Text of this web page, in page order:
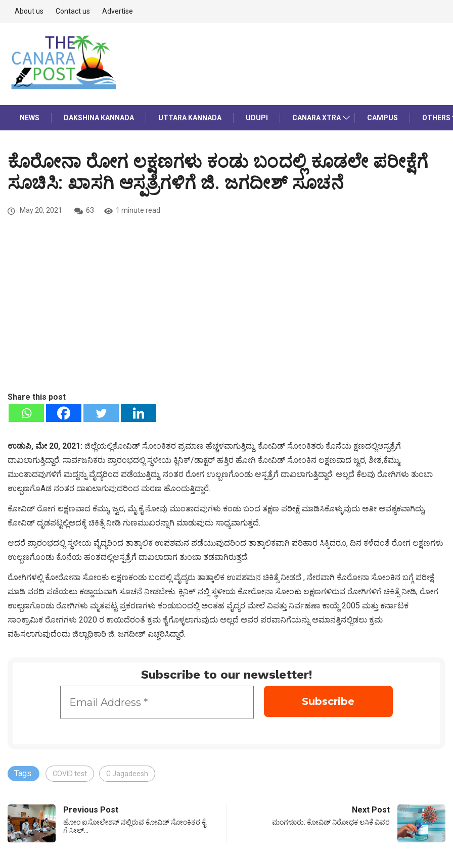
About us Contact us Advertise
NEWS DAKSHINA KANNADA UTTARA KANNADA UDUPI CANARA XTRA CAMPUS OTHERS
ಕೊರೋನಾ ರೋಗ ಲಕ್ಷಣಗಳು ಕಂಡು ಬಂದಲ್ಲಿ ಕೂಡಲೇ ಪರೀಕ್ಷೆಗೆ
ಸೂಚಿಸಿ: ಖಾಸಗಿ ಆಸ್ಪತ್ರೆಗಳಿಗೆ ಜಿ. ಜಗದೀಶ್ ಸೂಚನೆ
May 20, 2021 63 1 minute read
Share this post
ಉಡುಪಿ, ಮೇ 20, 2021: ಜಿಲ್ಲೆಯಲ್ಲಿಕೋವಿಡ್ ಸೋಂಕಿತರ ಪ್ರಮಾಣ ಹೆಚ್ಚಳವಾಗುತ್ತಿದ್ದು, ಕೋವಿಡ್ ಸೋಂಕಿತರು ಕೊನೆಯ ಕ್ಷಣದಲ್ಲಿಆಸ್ಪತ್ರೆಗೆ
ದಾಖಲಾಗುತ್ತಿದ್ದಾರೆ. ಸಾರ್ವಜನಿಕರು ಪ್ರಾರಂಭದಲ್ಲಿ ಸ್ಥಳೀಯ ಕ್ಲಿನಿಕ್/ಡಾಕ್ಟರ್ ಹತ್ತಿರ ಹೋಗಿ ಕೋವಿಡ್ ಸೋಂಕಿನ ಲಕ್ಷಣವಾದ ಜ್ವರ, ಶೀತ,ಕೆಮ್ಮು,
ಮುಂತಾದವುಗಳಿಗೆ ಮದ್ದನ್ನು ವೈದ್ಯರಿಂದ ಪಡೆಯುತ್ತಿದ್ದು, ನಂತರ ರೋಗ ಉಲ್ಬಣಗೊಂಡು ಆಸ್ಪತ್ರೆಗೆ ದಾಖಲಾಗುತ್ತಿದ್ದಾರೆ. ಅಲ್ಲದೆ ಕೆಲವು ರೋಗಿಗಳು ತುಂಬಾ
ಉಲ್ಬಣಗೊAಡ ನಂತರ ದಾಖಲಾಗುವುದರಿಂದ ಮರಣ ಹೊಂದುತ್ತಿದ್ದಾರೆ.
ಕೋವಿಡ್‌ ರೋಗ ಲಕ್ಷಣವಾದ ಕೆಮ್ಮು, ಜ್ವರ, ಮೈ ಕೈ ನೋವು ಮುಂತಾದವುಗಳು ಕಂಡು ಬಂದ ತಕ್ಷಣ ಪರೀಕ್ಷೆ ಮಾಡಿಸಿಕೊಳ್ಳುವುದು ಅತೀ ಅವಶ್ಯಕವಾಗಿದ್ದು,
ಕೋವಿಡ್‌ ದೃಡಪಟ್ಟಲ್ಲಿಅದಕ್ಕೆ ಚಿಕಿತ್ಸೆ ನೀಡಿ ಗುಣಮುಖರನ್ನಾಗಿ ಮಾಡುವುದು ಸಾಧ್ಯವಾಗುತ್ತದೆ.
ಆದರೆ ಪ್ರಾರಂಭದಲ್ಲಿ ಸ್ಥಳೀಯ ವೈದ್ಯರಿಂದ ತಾತ್ಕಾಲಿಕ ಉಪಶಮನ ಪಡೆಯುವುದರಿಂದ ತಾತ್ಕಾಲಿಕವಾಗಿ ಪರಿಹಾರ ಸಿಕ್ಕಿದರೂ, ದಿನ ಕಳೆದಂತೆ ರೋಗ ಲಕ್ಷಣಗಳು
ಉಲ್ಬಣಗೊಂಡು ಕೊನೆಯ ಹಂತದಲ್ಲಿಆಸ್ಪತ್ರೆಗೆ ದಾಖಲಾದಾಗ ತುಂಬಾ ತಡವಾಗಿರುತ್ತದೆ.
ರೋಗಿಗಳಲ್ಲಿ ಕೋರೋನಾ ಸೋಂಕು ಲಕ್ಷಣಕಂಡು ಬಂದಲ್ಲಿ ವೈದ್ಯರು ತಾತ್ಕಾಲಿಕ ಉಪಶಮನ ಚಿಕಿತ್ಸೆ ನೀಡದೆ , ನೇರವಾಗಿ ಕೊರೋನಾ ಸೋಂಕಿನ ಬಗ್ಗೆ ಪರೀಕ್ಷೆ
ಮಾಡಿ ವರದಿ ಪಡೆಯಲು ಕಡ್ಡಾಯವಾಗಿ ಸೂಚನೆ ನೀಡಬೇಕು. ಕ್ಲಿನಿಕ್ ನಲ್ಲಿ ಸ್ಥಳೀಯ ಕೋರೋನಾ ಸೋಂಕು ಲಕ್ಷಣಗಳಿರುವ ರೋಗಿಗಳಿಗೆ ಚಿಕಿತ್ಸೆ ನೀಡಿ, ರೋಗ
ಉಲ್ಬಣಗೊಂಡು ರೋಗಿಗಳು ಮೃತಪಟ್ಟ ಪ್ರಕರಣಗಳು ಕಂಡುಬಂದಲ್ಲಿ ಅಂತಹ ವೈದ್ಯರ ಮೇಲೆ ವಿಪತ್ತು ನಿರ್ವಹಣಾ ಕಾಯ್ದೆ 2005 ಮತ್ತು ಕರ್ನಾಟಕ
ಸಾಂಕ್ರಾಮಿಕ ರೋಗಗಳು 2020 ರ ಕಾಯಿದೆರಂತೆ ಕ್ರಮ ಕೈಗೊಳ್ಳಲಾಗುವುದು ಅಲ್ಲದೆ ಅವರ ಪರವಾನಿಗೆಯನ್ನು ಅಮಾನತ್ತಿನಲ್ಲಿಡಲು ಕ್ರಮ
ವಹಿಸಲಾಗುವುದೆಂದು ಜಿಲ್ಲಾಧಿಕಾರಿ ಜಿ. ಜಗದೀಶ್ ಎಚ್ಚರಿಸಿದ್ದಾರೆ.
Subscribe to our newsletter!
Tags: COVID test G Jagadeesh
Previous Post
ಹೋಂ ಐಸೋಲೇಶನ್ ನಲ್ಲಿರುವ ಕೋವಿಡ್ ಸೋಂಕಿತರ ಕೈ
ಗೆ ಸೀಲ್…
Next Post
ಮಂಗಳೂರು: ಕೋವಿಡ್ ನಿರೋಧಕ ಲಸಿಕೆ ವಿವರ